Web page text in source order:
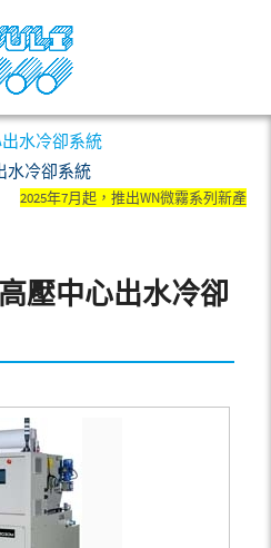
水冷卻系統
水冷卻系統
2025年7月起，推出WN微霧系列新產品
壓中心出水冷卻